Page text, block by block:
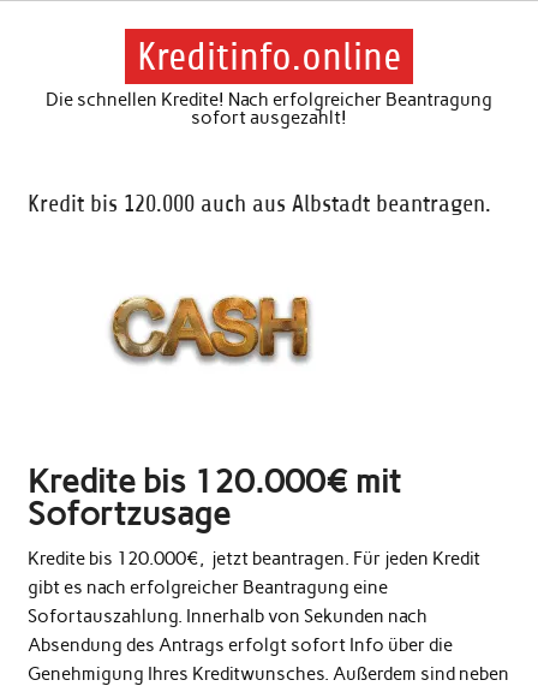
Skip
Kreditinfo.online
Die schnellen Kredite! Nach erfolgreicher Beantragung
sofort ausgezahlt!
Kredit bis 120.000 auch aus Albstadt beantragen.
Kredite bis 120.000€ mit
Sofortzusage
Kredite bis 120.000€, jetzt beantragen. Für jeden Kredit
gibt es nach erfolgreicher Beantragung eine
Sofortauszahlung. Innerhalb von Sekunden nach
Absendung des Antrags erfolgt sofort Info über die
Genehmigung Ihres Kreditwunsches. Außerdem sind neben